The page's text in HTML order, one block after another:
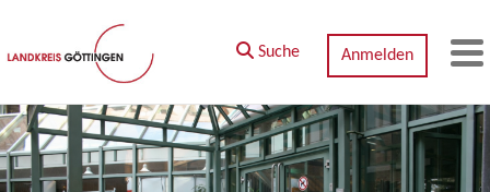
Zum Hauptinhalt springen
Suche
Anmelden